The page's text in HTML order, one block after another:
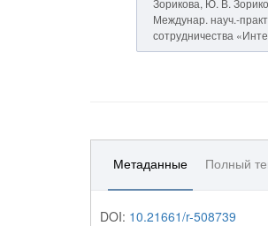
Зорикова, Ю. В.
Междунар. науч.-
сотрудничества
Метаданные Полный
DOI: 10.21661/r-508739